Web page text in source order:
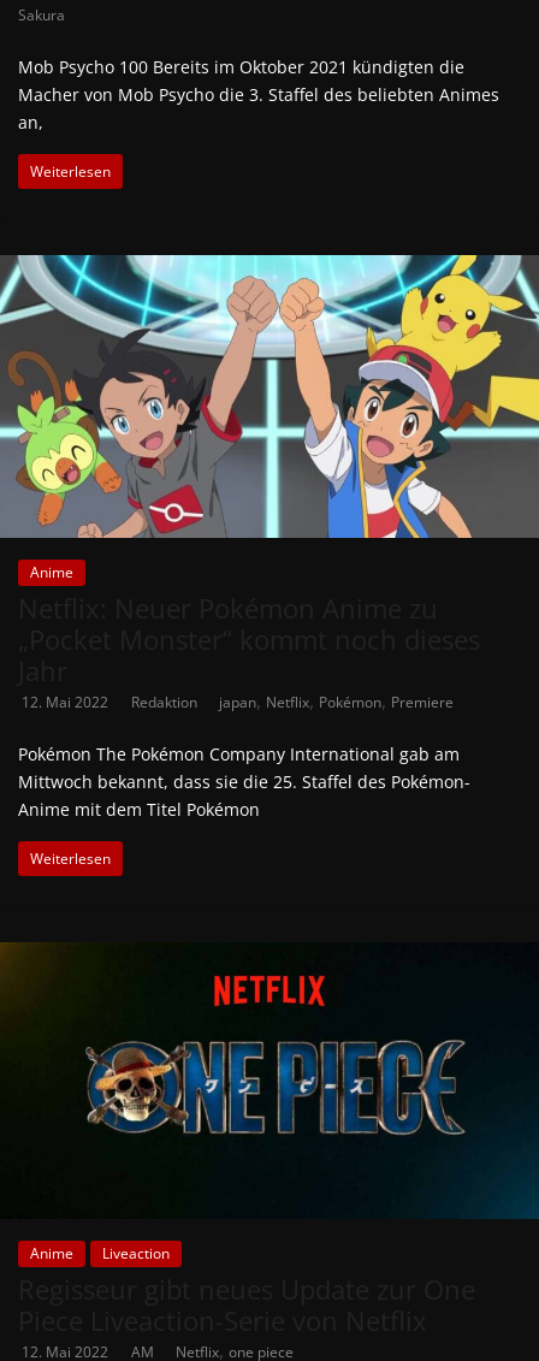
Sakura
Mob Psycho 100 Bereits im Oktober 2021 kündigten die
Macher von Mob Psycho die 3. Staffel des beliebten Animes
an,
Weiterlesen
Anime
12. Mai 2022 Redaktion japan, Netflix, Pokémon, Premiere
Pokémon The Pokémon Company International gab am
Mittwoch bekannt, dass sie die 25. Staffel des Pokémon-
Anime mit dem Titel Pokémon
Weiterlesen
Anime Liveaction
12. Mai 2022 AM Netflix, one piece